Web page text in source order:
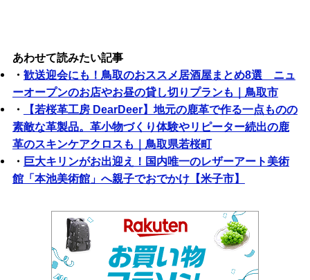
あわせて読みたい記事
・ 歓送迎会にも！鳥取のおススメ居酒屋まとめ8選 ニュ
ーオープンのお店やお昼の貸し切りプランも｜鳥取市
・
【若桜革工房 DearDeer】地元の鹿革で作る一点ものの
素敵な革製品。革小物づくり体験やリピーター続出の鹿
革のスキンケアクロスも｜鳥取県若桜町
・ 巨大キリンがお出迎え！国内唯一のレザーアート美術
館「本池美術館」へ親子でおでかけ【米子市】